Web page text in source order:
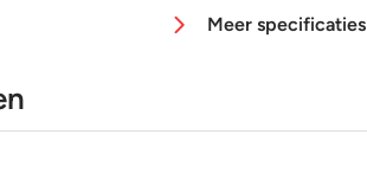
Meer specificaties